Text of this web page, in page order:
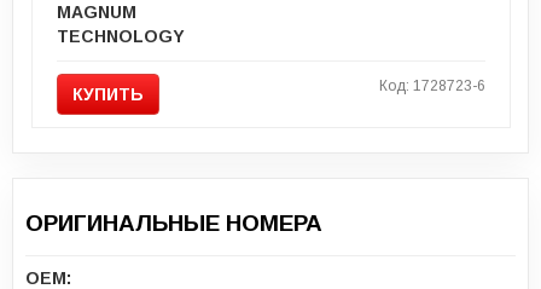
MAGNUM
TECHNOLOGY
КУПИТЬ Код: 1728723-6
ОРИГИНАЛЬНЫЕ НОМЕРА
OEM: